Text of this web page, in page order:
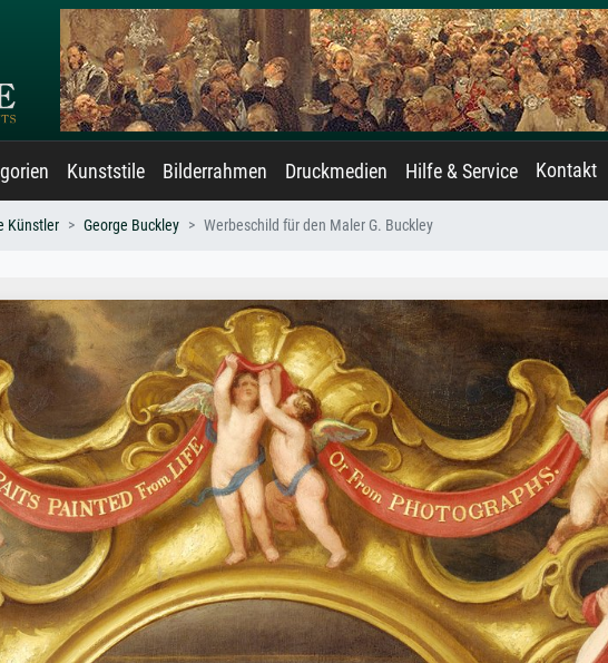
Kunststile Bilderrahmen Druckmedien Hilfe & Service Kontakt
Künstler George Buckley Werbeschild für den Maler G. Buckley